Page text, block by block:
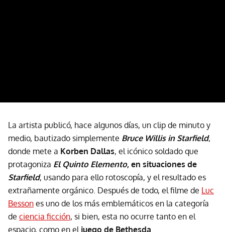
La artista publicó, hace algunos días, un clip de minuto y
medio, bautizado simplemente Bruce Willis in Starfield,
donde mete a Korben Dallas, el icónico soldado que
protagoniza El Quinto Elemento, en situaciones de
Starfield, usando para ello rotoscopía, y el resultado es
extrañamente orgánico. Después de todo, el filme de Luc
Besson es uno de los más emblemáticos en la categoría
de ciencia ficción, si bien, esta no ocurre tanto en el
espacio, como en el juego de Bethesda